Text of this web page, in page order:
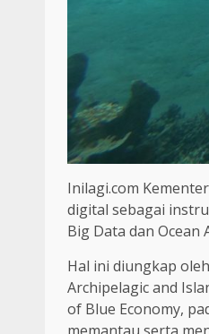
Inilagi.com
digital sebagai
Big Data dan Ocean
Hal ini diungkap
Archipelagic and
of Blue Economy,